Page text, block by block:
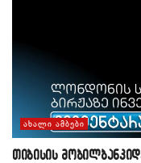
ᲐᲮᲐᲚᲘ ᲐᲛᲑᲔᲑᲘ
თიბისის